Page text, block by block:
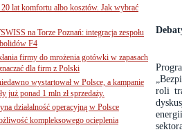
roli
20 lat komfortu albo kosztów. Jak wybrać
na Torze Poznań: integracja zespołu
F4
firmy do mrożenia gotówki w zapasach
dla firm z Polski
wystartował w Polsce, a kampanie
już ponad 1 mln zł sprzedaży.
działalność operacyjną w Polsce
kompleksowego ocieplenia